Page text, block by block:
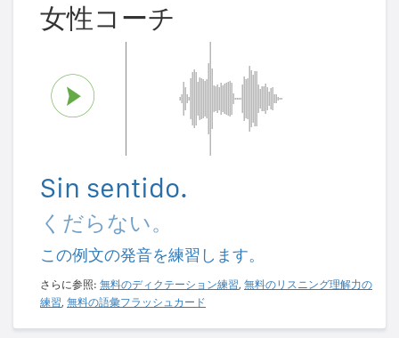
女性コーチ
Sin sentido.
くだらない。
この例文の発音を練習します。
さらに参照: 無料のディクテーション練習, 無料のリスニング理解力の
練習, 無料の語彙フラッシュカード